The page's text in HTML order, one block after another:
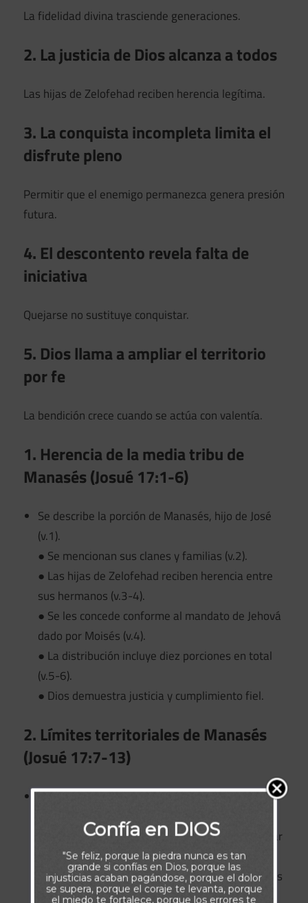
La fidelidad divina trasciende generaciones.
2. La justicia de Dios alcanza a todos
Las hijas de Zelofehad reciben herencia legítima.
3. La conquista incompleta limita el
disfrute pleno
Permitir que el enemigo permanezca genera presión
futura.
4. El descontento revela falta de
iniciativa
Quejarse no sustituye conquistar.
5. Dios llama a ampliar el territorio
por fe
La bendición crece cuando se actúa con valentía.
1. Herencia de la media tribu de
Manasés (Josué 17:1-6)
Se describe la porción de Manasés, hijo de José
(v.1).
● Se mencionan sus clanes y familias (v.2).
● Las hijas de Zelofehad reciben herencia entre
sus hermanos (v.3-4).
● Se les concede conforme al mandato de Jehová
dado por Moisés (v.4).
● La distribución incluye diez porciones en total
(v.5-6).
● Dios demuestra justicia y cumplimiento fiel.
2. Límites territoriales de Manasés
(Josué 17:7-13)
Se describen las fronteras y ciudades asignadas
● Algunas ciudades dentro del territorio de Isacar
y Aser pertenecen a Manasés (v.11).
● Sin embargo, no expulsan completamente a los
cananeos (v.12).
Confía en DIOS
"Se feliz, porque la piedra nunca es tan
grande si confías en Dios, porque las
injusticias acaban pagándose, porque el dolor
se supera, porque el coraje te levanta, porque
el miedo te fortalece, porque los errores te